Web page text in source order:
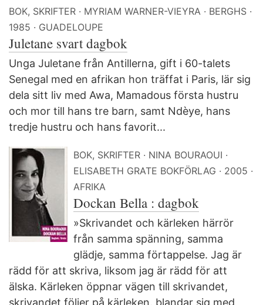
BOK, SKRIFTER MYRIAM WARNER-VIEYRA
BERGHS
1985
GUADELOUPE
Juletane svart dagbok
Unga Juletane från Antillerna, gift i 60-talets
Senegal med en afrikan hon träffat i Paris, lär sig
dela sitt liv med Awa, Mamadous första hustru
och mor till hans tre barn, samt Ndèye, hans
tredje hustru och hans favorit...
BOK, SKRIFTER
NINA BOURAOUI
ELISABETH GRATE BOKFÖRLAG
2005
AFRIKA
Dockan Bella : dagbok
»Skrivandet och kärleken härrör
från samma spänning, samma
glädje, samma förtappelse. Jag är
rädd för att skriva, liksom jag är rädd för att
älska. Kärleken öppnar vägen till skrivandet,
skrivandet följer på kärleken, blandar sig med